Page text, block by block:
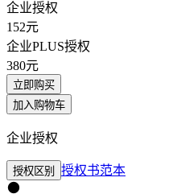
企业授权
152元
企业PLUS授权
380元
立即购买
加入购物车
企业授权
授权区别 授权书范本